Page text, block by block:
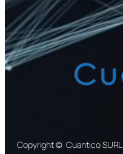
Copyright © Cuantico SURL